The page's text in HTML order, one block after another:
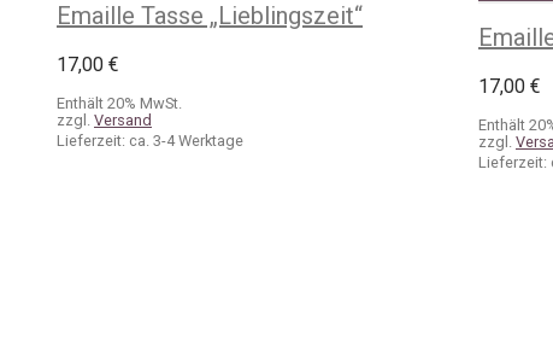
Emaille Tasse „Lieblingszeit“
17,00 €
Enthält 20% MwSt.
zzgl. Versand
Lieferzeit: ca. 3-4 Werktage
17,00 €
Enthält
zzgl.
Lieferzeit: